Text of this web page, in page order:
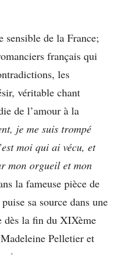
de la France;
français qui
les
véritable chant
de l’amour à la
je me suis trompé
moi qui ai vécu, et
mon orgueil et mon
la fameuse pièce de
sa source dans une
dès la fin du XIXème
Pelletier et